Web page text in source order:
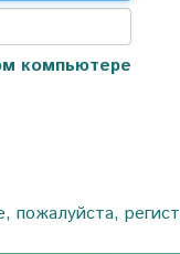
компьютере
пожалуйста,